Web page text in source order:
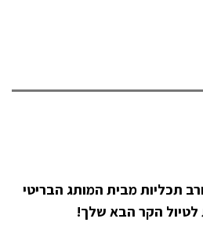
תכליות מבית המותג הבריטי